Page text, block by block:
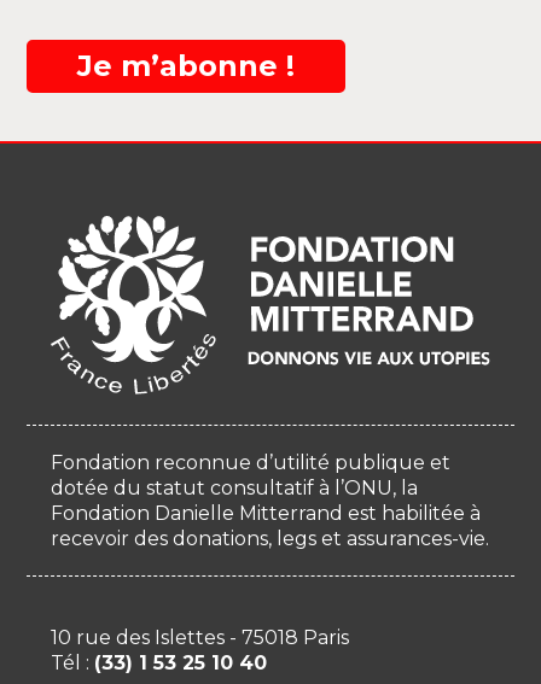
Je m’abonne !
Fondation reconnue d’utilité publique et
dotée du statut consultatif à l’ONU, la
Fondation Danielle Mitterrand est habilitée à
recevoir des donations, legs et assurances-vie.
10 rue des Islettes - 75018 Paris
Tél : (33) 1 53 25 10 40